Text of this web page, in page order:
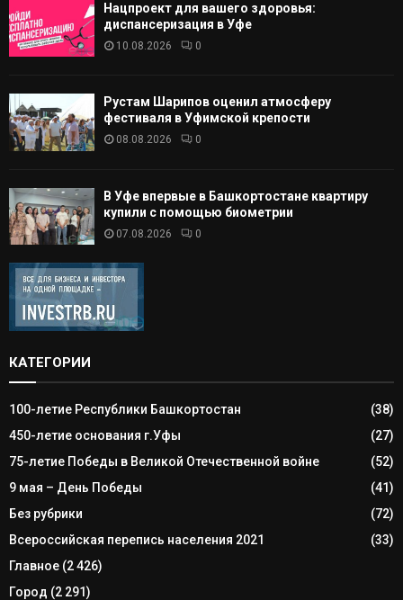
Нацпроект для вашего здоровья:
диспансеризация в Уфе
10.08.2026 0
Рустам Шарипов оценил атмосферу
фестиваля в Уфимской крепости
08.08.2026 0
В Уфе впервые в Башкортостане квартиру
купили с помощью биометрии
07.08.2026 0
КАТЕГОРИИ
100-летие Республики Башкортостан
(38)
450-летие основания г.Уфы
(27)
75-летие Победы в Великой Отечественной войне
(52)
9 мая – День Победы
(41)
Без рубрики
(72)
Всероссийская перепись населения 2021
(33)
Главное (2 426)
Город (2 291)